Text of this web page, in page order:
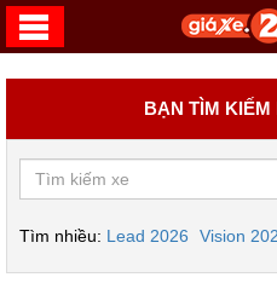
BẠN TÌM
Tìm nhiều: Lead 2026 Vision